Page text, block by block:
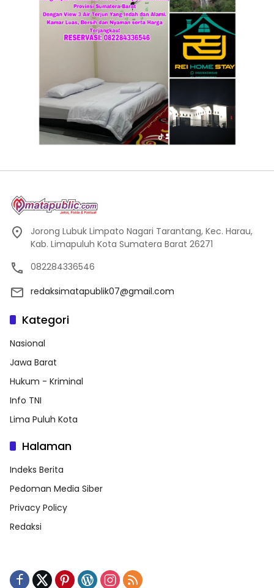
Jorong Lubuk Limpato Nagari Tarantang, Kec. Harau,
Kab. Limapuluh Kota Sumatera Barat 26271
082284336546
redaksimatapublik07@gmail.com
Kategori
Nasional
Jawa Barat
Hukum - Kriminal
Info TNI
Lima Puluh Kota
Halaman
Indeks Berita
Pedoman Media Siber
Privacy Policy
Redaksi